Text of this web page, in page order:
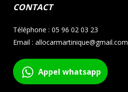
CONTACT
Téléphone : 05 96 02 03 23
Email : allocarmartinique@gmail.com
Appel whatsapp